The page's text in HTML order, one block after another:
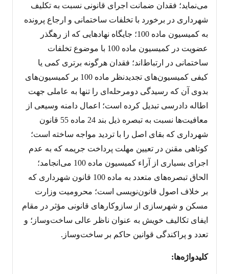
می‌نماید؛ فقدان ضمانت اجرای قانونی نسبت به تکلیف
شهرداری در برخورد با تخلفات ساختمانی و ارجاع پرونده
به کمیسیون ماده 100؛ جایگاه نهادهایی که از رهگذر
عضویت در کمیسیون ماده 100 با موضوع تخلفات
ساختمانی در ارتباط‌اند؛ فقدان هرگونه برتری کمی یا
کیفی کمیسیون‌های تجدیدنظر ماده 100 بر کمیسیون‌های
بدوی آن که رسیدگی دومرحله‌ای را تنها به عاملی جهت
اطاله دادرسی تبدیل کرده است؛ اعمال دامنه وسیعی از
معافیت‌ها نسبت به تبصره ذیل بند 24 ماده 55 قانون
شهرداری که بقای اصل را با تردید مواجه ساخته است؛
کوتاهی مقنن در تعیین مهلت پرداخت جریمه که به عدم
اجرای بسیاری از آراء کمیسیون ماده 100 می‌انجامد؛
الحاق تبصره‌های متعدد به ماده 100 قانون شهرداری که
بر خلاف اصول قانون‌نویسی است؛ محرومیت وزارت
مسکن و شهرسازی از سازوکارهای قانونی مؤثر در مقام
ایفای تکالیف خویش به عنوان ناظر عالی ساخت‌وساز؛ و
تعدد و پراکندگی قوانین حاکم بر ساخت‌وساز.
کلیدواژه‌ها: